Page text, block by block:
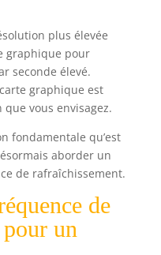
de réponse pour
idéale pour les
HAUT-PARLEURS
: Haut-
profils audio
et hauteur.
plus élevée
graphique pour
seconde élevé.
graphique est
vous envisagez.
fondamentale qu’est
aborder un
de rafraîchissement.
de
un